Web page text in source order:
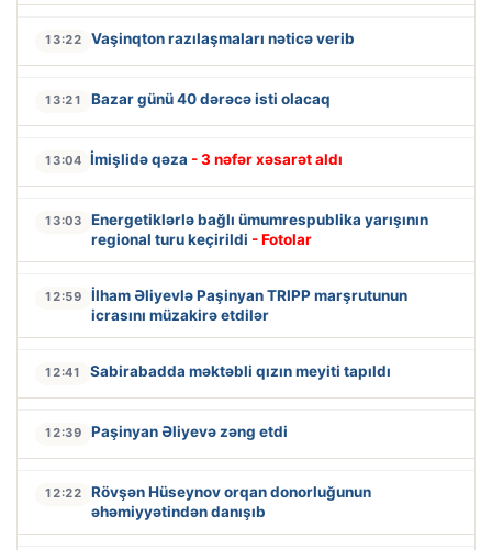
13:22 Vaşinqton razılaşmaları nəticə verib
13:21 Bazar günü 40 dərəcə isti olacaq
13:04 İmişlidə qəza - 3 nəfər xəsarət aldı
13:03
Energetiklərlə bağlı ümumrespublika yarışının
regional turu keçirildi - Fotolar
12:59
İlham Əliyevlə Paşinyan TRIPP marşrutunun
icrasını müzakirə etdilər
12:41 Sabirabadda məktəbli qızın meyiti tapıldı
12:39 Paşinyan Əliyevə zəng etdi
12:22
Rövşən Hüseynov orqan donorluğunun
əhəmiyyətindən danışıb